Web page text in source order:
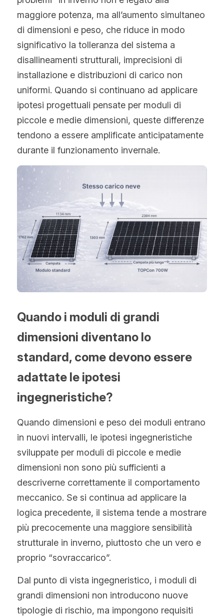
maggiore potenza, ma all’aumento simultaneo
di dimensioni e peso, che riduce in modo
significativo la tolleranza del sistema a
disallineamenti strutturali, imprecisioni di
installazione e distribuzioni di carico non
uniformi. Quando si continuano ad applicare
ipotesi progettuali pensate per moduli di
piccole e medie dimensioni, queste differenze
tendono a essere amplificate anticipatamente
durante il funzionamento invernale.
Quando i moduli di grandi
dimensioni diventano lo
standard, come devono essere
adattate le ipotesi
ingegneristiche?
Quando dimensioni e peso dei moduli entrano
in nuovi intervalli, le ipotesi ingegneristiche
sviluppate per moduli di piccole e medie
dimensioni non sono più sufficienti a
descriverne correttamente il comportamento
meccanico. Se si continua ad applicare la
logica precedente, il sistema tende a mostrare
più precocemente una maggiore sensibilità
strutturale in inverno, piuttosto che un vero e
proprio “sovraccarico”.
Dal punto di vista ingegneristico, i moduli di
grandi dimensioni non introducono nuove
tipologie di rischio, ma impongono requisiti